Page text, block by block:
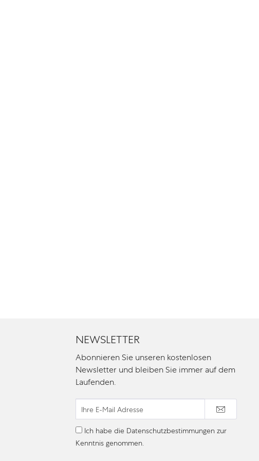
NEWSLETTER
Abonnieren Sie unseren kostenlosen
Newsletter und bleiben Sie immer auf dem
Laufenden.
Ich habe die Datenschutzbestimmungen zur
Kenntnis genommen.